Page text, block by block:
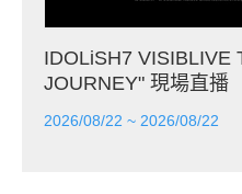
IDOLiSH7 VISIBLIVE
JOURNEY" 現場直播
2026/08/22 ~ 2026/08/22